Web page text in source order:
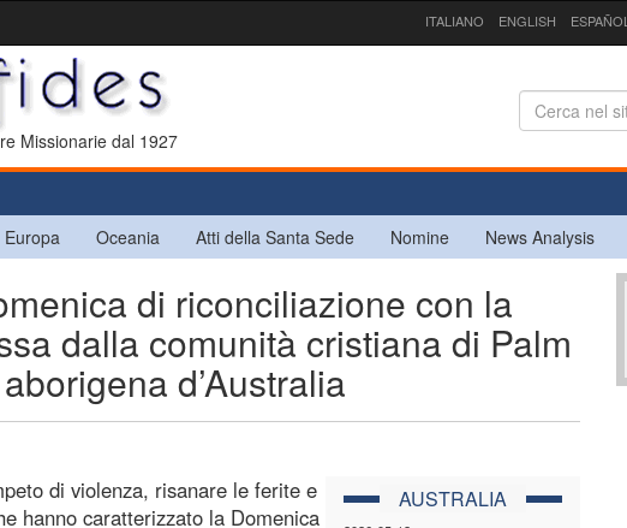
ITALIANO ENGLISH ESPAÑOL
Missionarie dal 1927
Europa Oceania Atti della Santa Sede Nomine News Analysis
di riconciliazione con la
dalla comunità cristiana di Palm
d’Australia
AUSTRALIA
di violenza, risanare le ferite e
hanno caratterizzato la Domenica